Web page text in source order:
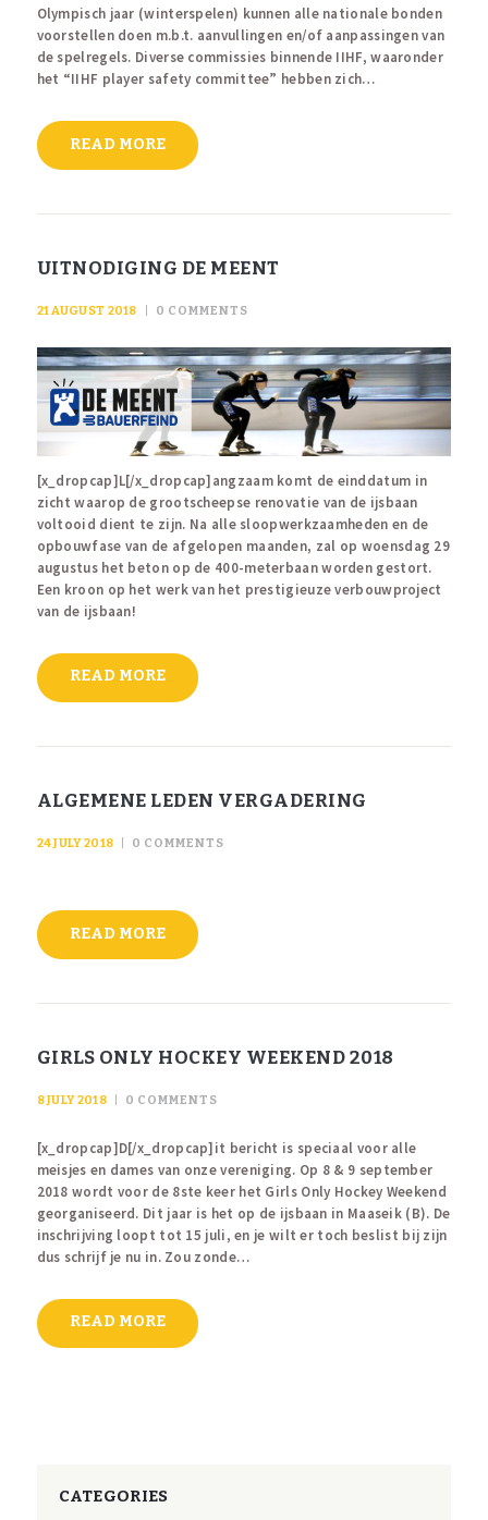
Olympisch jaar (winterspelen) kunnen alle nationale bonden
voorstellen doen m.b.t. aanvullingen en/of aanpassingen van
de spelregels. Diverse commissies binnende IIHF, waaronder
het “IIHF player safety committee” hebben zich…
READ MORE
UITNODIGING DE MEENT
21 AUGUST 2018 0 COMMENTS
[x_dropcap]L[/x_dropcap]angzaam komt de einddatum in
zicht waarop de grootscheepse renovatie van de ijsbaan
voltooid dient te zijn. Na alle sloopwerkzaamheden en de
opbouwfase van de afgelopen maanden, zal op woensdag 29
augustus het beton op de 400-meterbaan worden gestort.
Een kroon op het werk van het prestigieuze verbouwproject
van de ijsbaan!
READ MORE
ALGEMENE LEDEN VERGADERING
24 JULY 2018 0 COMMENTS
READ MORE
GIRLS ONLY HOCKEY WEEKEND 2018
8 JULY 2018 0 COMMENTS
[x_dropcap]D[/x_dropcap]it bericht is speciaal voor alle
meisjes en dames van onze vereniging. Op 8 & 9 september
2018 wordt voor de 8ste keer het Girls Only Hockey Weekend
georganiseerd. Dit jaar is het op de ijsbaan in Maaseik (B). De
inschrijving loopt tot 15 juli, en je wilt er toch beslist bij zijn
dus schrijf je nu in. Zou zonde…
READ MORE
CATEGORIES